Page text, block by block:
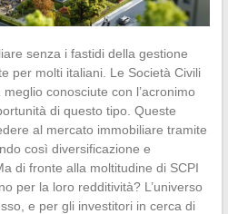
senza i fastidi della gestione
per molti italiani. Le Società Civili
conosciute con l’acronimo
di questo tipo. Queste
al mercato immobiliare tramite
così diversificazione e
di fronte alla moltitudine di SCPI
per la loro redditività? L’universo
e per gli investitori in cerca di